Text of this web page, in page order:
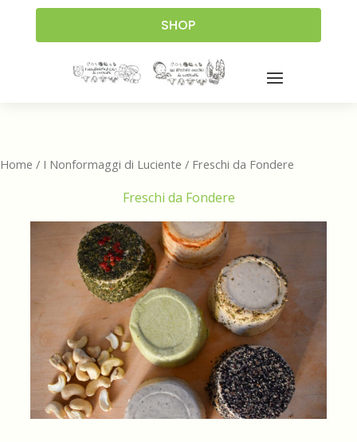
SHOP
Home / I Nonformaggi di Luciente / Freschi da Fondere
Freschi da Fondere